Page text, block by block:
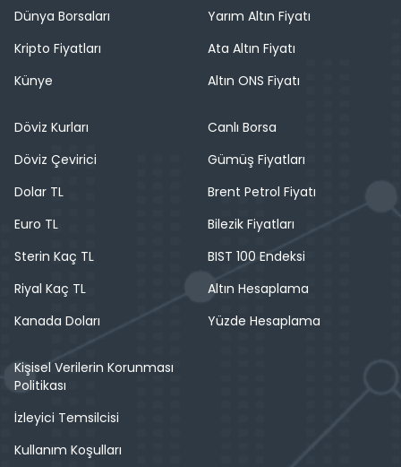
Dünya Borsaları
Kripto Fiyatları
Künye
Yarım Altın Fiyatı
Ata Altın Fiyatı
Altın ONS Fiyatı
Döviz Kurları
Döviz Çevirici
Dolar TL
Euro TL
Sterin Kaç TL
Riyal Kaç TL
Kanada Doları
Canlı Borsa
Gümüş Fiyatları
Brent Petrol Fiyatı
Bilezik Fiyatları
BIST 100 Endeksi
Altın Hesaplama
Yüzde Hesaplama
Kişisel Verilerin Korunması
Politikası
İzleyici Temsilcisi
Kullanım Koşulları